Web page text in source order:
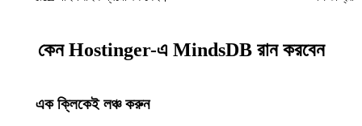
কেন Hostinger-এ MindsDB রান করবেন
এক ক্লিকেই লঞ্চ করুন